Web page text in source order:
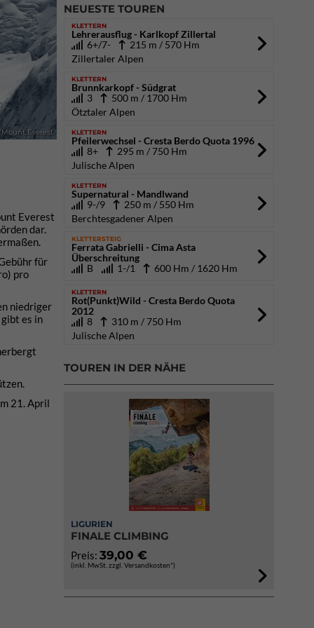
Mount Everest
Everest
dar.
für
pro
niedriger
es in
21. April
NEUESTE TOUREN
KLETTERN
Lehrerausflug - Karlkopf Zillertal
6+/7-
215 m / 570 Hm
Zillertaler Alpen
KLETTERN
Brunnkarkopf - Südgrat
3
500 m / 1700 Hm
Ötztaler Alpen
KLETTERN
Pfeilerwechsel - Cresta Berdo Quota 1996
8+
295 m / 750 Hm
Julische Alpen
KLETTERN
Supernatural - Mandlwand
9-/9
250 m / 550 Hm
Berchtesgadener Alpen
KLETTERSTEIG
Ferrata Gabrielli - Cima Asta
Überschreitung
B
1-/1 600 Hm / 1620 Hm
KLETTERN
Rot(Punkt)Wild - Cresta Berdo Quota
2012
8
310 m / 750 Hm
Julische Alpen
TOUREN IN DER NÄHE
LIGURIEN
FINALE CLIMBING
Preis: 39,00 €
(inkl. MwSt. zzgl. Versandkosten*)